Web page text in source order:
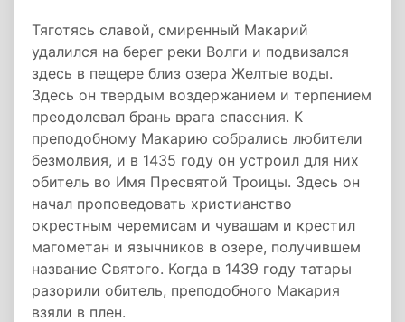
Тяготясь славой, смиренный Макарий
удалился на берег реки Волги и подвизался
здесь в пещере близ озера Желтые воды.
Здесь он твердым воздержанием и терпением
преодолевал брань врага спасения. К
преподобному Макарию собрались любители
безмолвия, и в 1435 году он устроил для них
обитель во Имя Пресвятой Троицы. Здесь он
начал проповедовать христианство
окрестным черемисам и чувашам и крестил
магометан и язычников в озере, получившем
название Святого. Когда в 1439 году татары
разорили обитель, преподобного Макария
взяли в плен.